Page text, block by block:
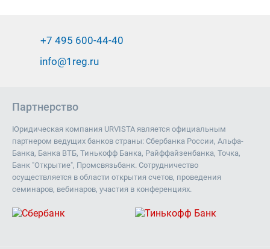
+7 495 600-44-40
info@1reg.ru
Партнерство
Юридическая компания URVISTA является официальным
партнером ведущих банков страны: Сбербанка России, Альфа-
Банка, Банка ВТБ, Тинькофф Банка, Райффайзенбанка, Точка,
Банк "Открытие", Промсвязьбанк. Сотрудничество
осуществляется в области открытия счетов, проведения
семинаров, вебинаров, участия в конференциях.